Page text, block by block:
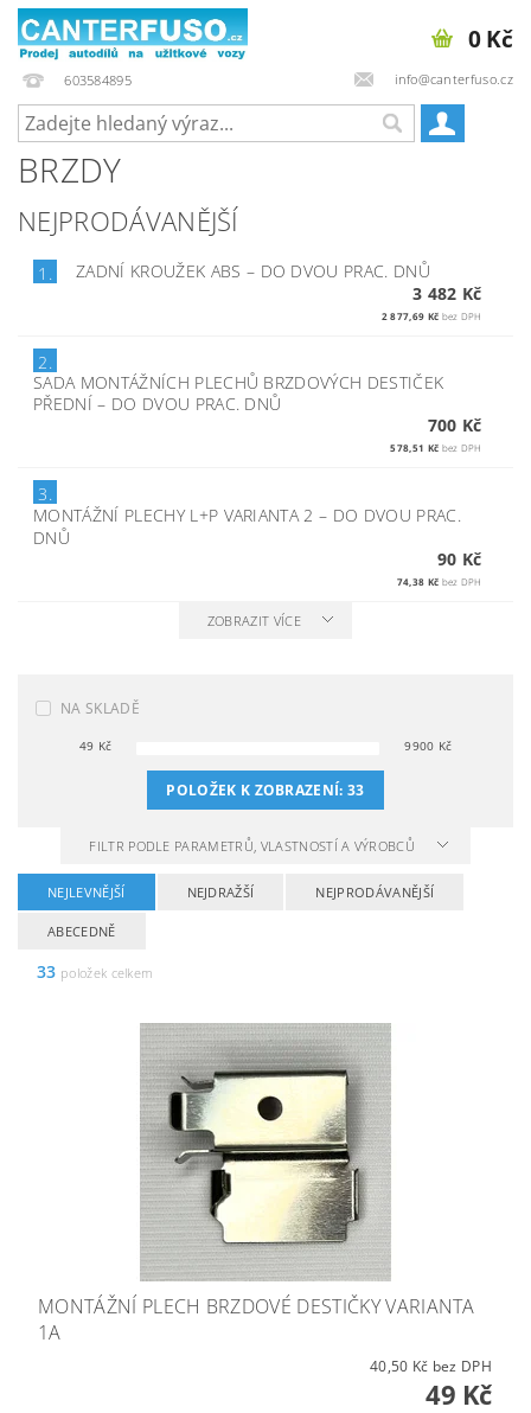
603584895 info@canterfuso.cz
0 Kč
BRZDY
NEJPRODÁVANĚJŠÍ
1. ZADNÍ KROUŽEK ABS – DO DVOU PRAC. DNŮ
3 482 Kč
2 877,69 Kč bez DPH
2.
SADA MONTÁŽNÍCH PLECHŮ BRZDOVÝCH DESTIČEK
PŘEDNÍ– DO DVOU PRAC. DNŮ
700 Kč
578,51 Kč bez DPH
3.
MONTÁŽNÍ PLECHY L+P VARIANTA 2– DO DVOU PRAC.
DNŮ
90 Kč
74,38 Kč bez DPH
ZOBRAZIT VÍCE
NA SKLADĚ
49 Kč 9900 Kč
POLOŽEK K ZOBRAZENÍ:33
FILTR PODLE PARAMETRŮ, VLASTNOSTÍ A VÝROBCŮ
NEJLEVNĚJŠÍ NEJDRAŽŠÍ NEJPRODÁVANĚJŠÍ
ABECEDNĚ
33 položek celkem
MONTÁŽNÍ PLECH BRZDOVÉ DESTIČKY VARIANTA
1A
40,50 Kč bez DPH
49 Kč